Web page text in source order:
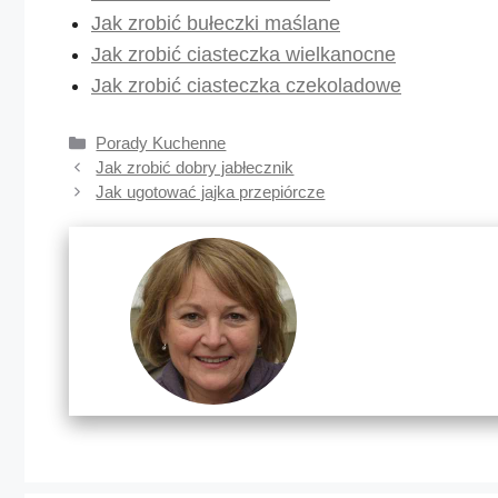
Jak zrobić bułeczki maślane
Jak zrobić ciasteczka wielkanocne
Jak zrobić ciasteczka czekoladowe
Kategorie
Porady Kuchenne
Jak zrobić dobry jabłecznik
Jak ugotować jajka przepiórcze